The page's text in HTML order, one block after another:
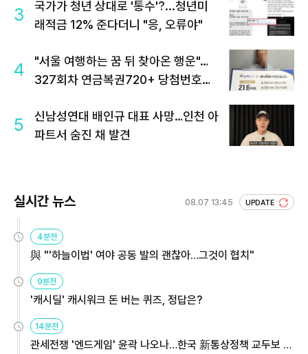
3
국가가 청년 상대로 '통수'?...청년미
래적금 12% 준다더니 "응, 오류야"
4
"서울 여행하는 꿈 뒤 찾아온 행운"…
327회차 연금복권720+ 당첨번호조
5
신남성연대 배인규 대표 사망…인천 아
파트서 숨진 채 발견
실시간 뉴스 08.07 13:45 UPDATE
4분전
與 "'하늘이법' 여야 공동 발의 괜찮아…그것이 협치"
9분전
'캐시딜' 캐시워크 돈 버는 퀴즈, 정답은?
14분전
관세전쟁 '엔드게임' 윤곽 나오나…한국 新통상정책 교두보 활